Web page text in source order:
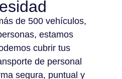
de 500 vehículos,
estamos
cubrir tus
de personal
segura, puntual y